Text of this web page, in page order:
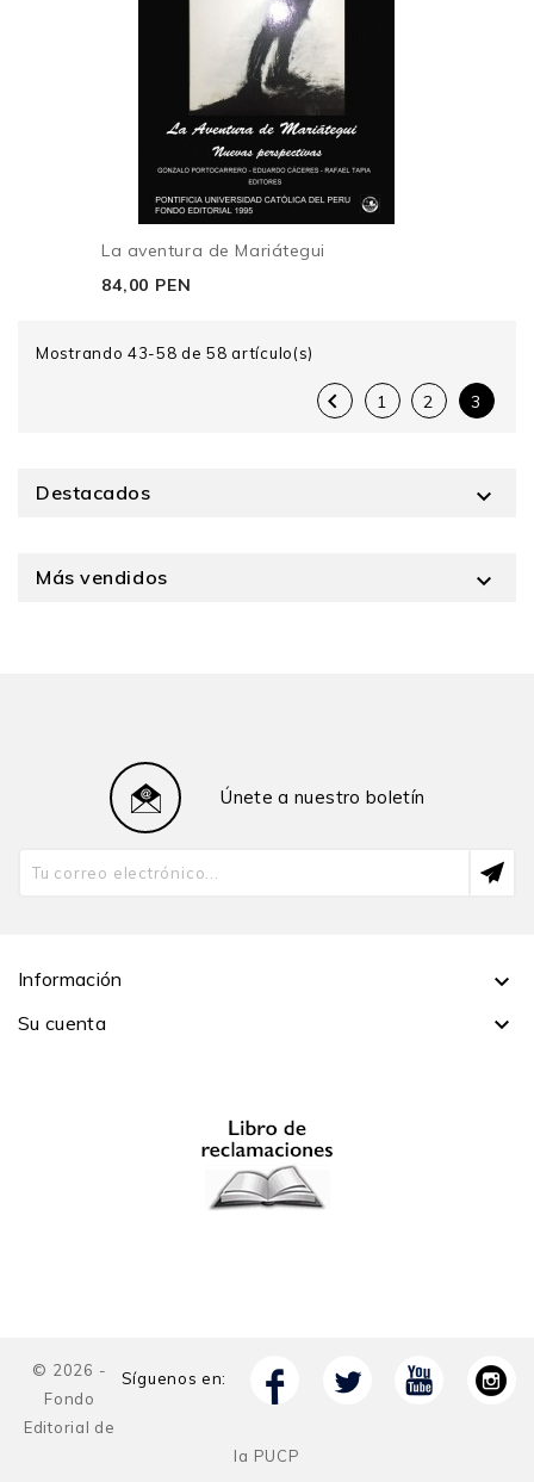
La aventura de Mariátegui
84,00 PEN
Mostrando 43-58 de 58 artículo(s)
 1 2 3
Destacados 
Más vendidos 
Únete a nuestro boletín
Información 
Su cuenta 
Síguenos en:
© 2026 -
Fondo
Editorial de
la PUCP